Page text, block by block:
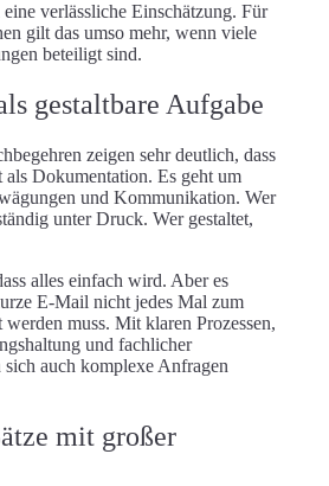
verlässliche Einschätzung. Für
gilt das umso mehr, wenn viele
beteiligt sind.
gestaltbare Aufgabe
zeigen sehr deutlich, dass
als Dokumentation. Es geht um
und Kommunikation. Wer
unter Druck. Wer gestaltet,
alles einfach wird. Aber es
E-Mail nicht jedes Mal zum
muss. Mit klaren Prozessen,
und fachlicher
sich auch komplexe Anfragen
mit großer